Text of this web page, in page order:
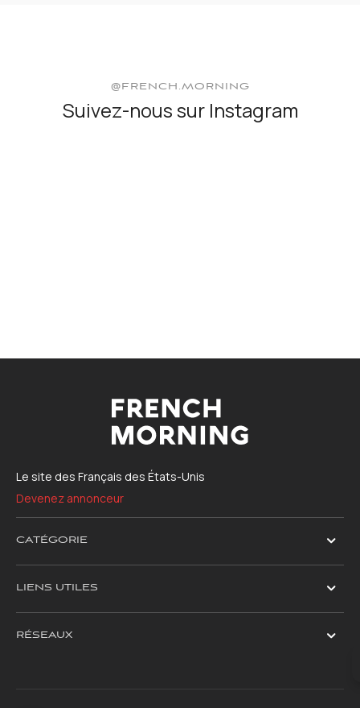
@FRENCH.MORNING
Suivez-nous sur Instagram
Le site des Français des États-Unis
Devenez annonceur
CATÉGORIE
LIENS UTILES
RÉSEAUX